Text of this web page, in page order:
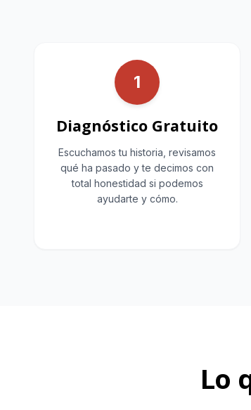
1
Diagnóstico Gratuito
Escuchamos tu historia, revisamos
qué ha pasado y te decimos con
total honestidad si podemos
ayudarte y cómo.
Lo